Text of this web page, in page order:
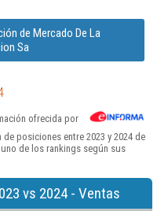
de Mercado De La
Sa
ofrecida por
posiciones entre 2023 y 2024 de
de los rankings según sus
vs 2024 - Ventas